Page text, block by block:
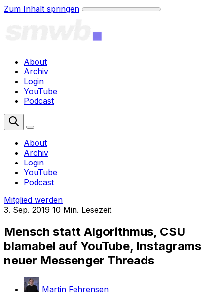
Zum Inhalt springen
About
Archiv
Login
YouTube
Podcast
About
Archiv
Login
YouTube
Podcast
Mitglied werden
3. Sep. 2019 10 Min. Lesezeit
Mensch statt Algorithmus, CSU
blamabel auf YouTube, Instagrams
neuer Messenger Threads
Martin Fehrensen